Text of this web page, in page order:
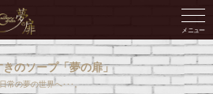
きのソープ「夢の扉」
常の夢の世界へ･･･。